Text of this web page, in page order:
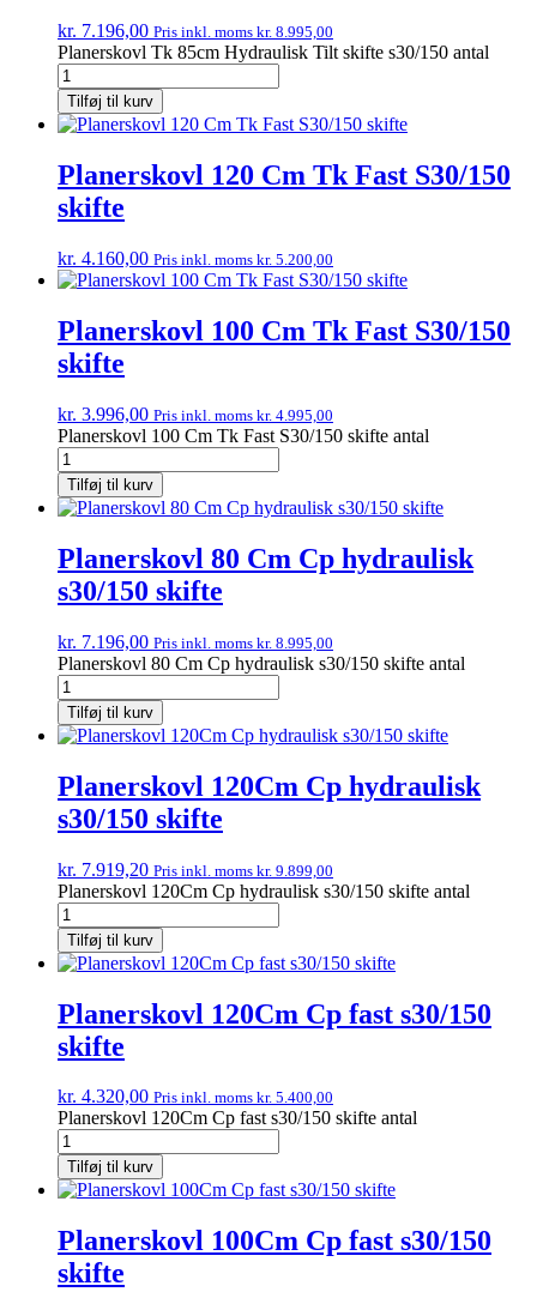
kr. 7.196,00 Pris inkl. moms kr. 8.995,00
Planerskovl Tk 85cm Hydraulisk Tilt skifte s30/150 antal
Tilføj til kurv
Planerskovl 120 Cm Tk Fast S30/150
skifte
kr. 4.160,00 Pris inkl. moms kr. 5.200,00
Planerskovl 100 Cm Tk Fast S30/150
skifte
kr. 3.996,00 Pris inkl. moms kr. 4.995,00
Planerskovl 100 Cm Tk Fast S30/150 skifte antal
Tilføj til kurv
Planerskovl 80 Cm Cp hydraulisk
s30/150 skifte
kr. 7.196,00 Pris inkl. moms kr. 8.995,00
Planerskovl 80 Cm Cp hydraulisk s30/150 skifte antal
Tilføj til kurv
Planerskovl 120Cm Cp hydraulisk
s30/150 skifte
kr. 7.919,20 Pris inkl. moms kr. 9.899,00
Planerskovl 120Cm Cp hydraulisk s30/150 skifte antal
Tilføj til kurv
Planerskovl 120Cm Cp fast s30/150
skifte
kr. 4.320,00 Pris inkl. moms kr. 5.400,00
Planerskovl 120Cm Cp fast s30/150 skifte antal
Tilføj til kurv
Planerskovl 100Cm Cp fast s30/150
skifte